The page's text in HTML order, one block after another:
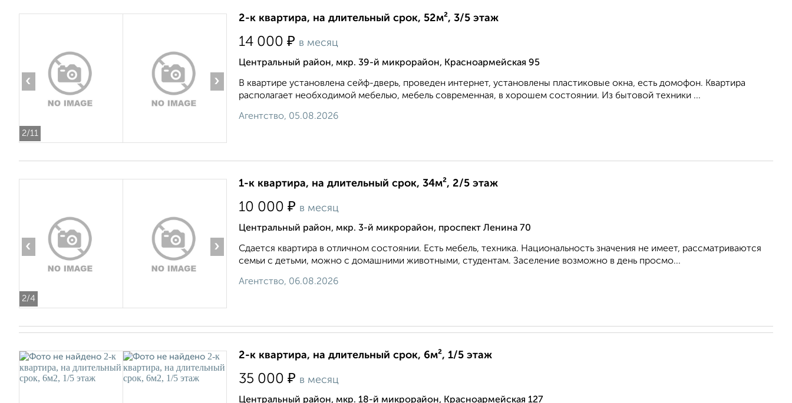
2/11
‹ ›
2-к квартира, на длительный срок, 52м², 3/5 этаж
14 000 ₽ в месяц
Центральный район, мкр. 39-й микрорайон, Красноармейская 95
В квартире установлена сейф-дверь, проведен интернет, установлены пластиковые окна, есть домофон. Квартира
располагает необходимой мебелью, мебель современная, в хорошем состоянии. Из бытовой техники ...
Агентство, 05.08.2026
2/4
‹ ›
1-к квартира, на длительный срок, 34м², 2/5 этаж
10 000 ₽ в месяц
Центральный район, мкр. 3-й микрорайон, проспект Ленина 70
Сдается квартира в отличном состоянии. Есть мебель, техника. Национальность значения не имеет, рассматриваются
семьи с детьми, можно с домашними животными, студентам. Заселение возможно в день просмо...
Агентство, 06.08.2026
2-к квартира, на длительный срок, 6м², 1/5 этаж
35 000 ₽ в месяц
Центральный район, мкр. 18-й микрорайон, Красноармейская 127